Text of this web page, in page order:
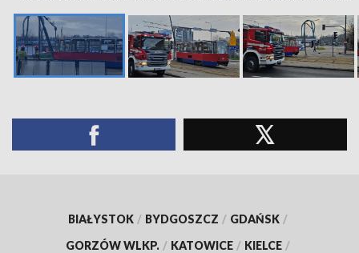
BIAŁYSTOK / BYDGOSZCZ / GDAŃSK /
GORZÓW WLKP. / KATOWICE / KIELCE /